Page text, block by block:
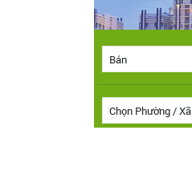
Bán
Chọn Phường / Xã